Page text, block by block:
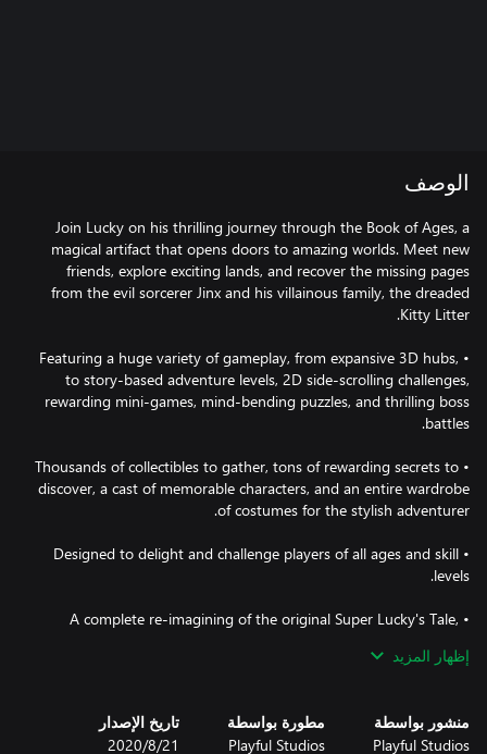
الوصف
Join Lucky on his thrilling journey through the Book of Ages, a
magical artifact that opens doors to amazing worlds. Meet new
friends, explore exciting lands, and recover the missing pages
from the evil sorcerer Jinx and his villainous family, the dreaded
• Featuring a huge variety of gameplay, from expansive 3D hubs,
to story-based adventure levels, 2D side-scrolling challenges,
rewarding mini-games, mind-bending puzzles, and thrilling boss
• Thousands of collectibles to gather, tons of rewarding secrets to
discover, a cast of memorable characters, and an entire wardrobe
• Designed to delight and challenge players of all ages and skill
• A complete re-imagining of the original Super Lucky's Tale,
tighter movement control, and major overhauls to nearly every
Jump, burrow, and tail swipe your way to victory in this love
letter to classic 3D platformers!
إظهار المزيد
منشور بواسطة
Playful Studios
مطورة بواسطة
Playful Studios
تاريخ الإصدار
21‏/8‏/2020